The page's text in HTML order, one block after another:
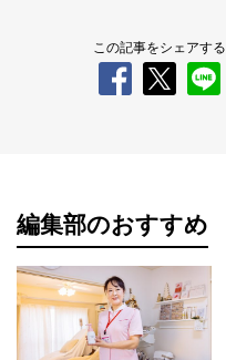
この記事をシェアする
編集部のおすすめ